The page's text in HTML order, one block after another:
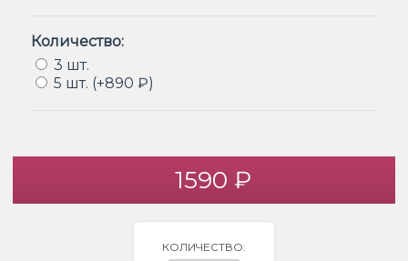
Количество:
3 шт.
5 шт. (+890 ₽)
1590 ₽
КОЛИЧЕСТВО: